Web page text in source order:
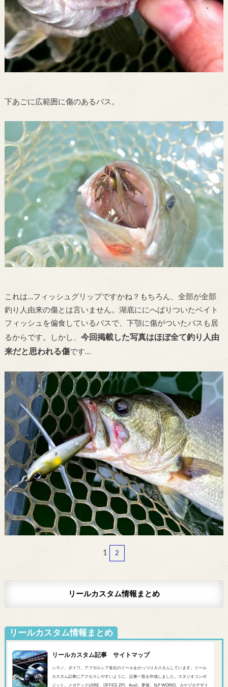
下あごに広範囲に傷のあるバス。
これは…フィッシュグリップですかね？もちろん、全部が全部
釣り人由来の傷とは言いません。湖底ににへばりついたベイト
フィッシュを偏食しているバスで、下顎に傷がついたバスも居
るからです。しかし、 今回掲載した写真はほぼ全て釣り人由
来だと思われる傷です…
1 2
リールカスタム情報まとめ
リールカスタム情報まとめ
リールカスタム記事 サイトマップ
シマノ、ダイワ、アブガルシア各社のリールをがっつりカスタムしています。リール
カスタム記事にアクセスしやすいように、記事一覧を作成しました。スタジオコンポ
ジット、メガテックLIVRE、OFFICE ZPI、Avail、夢屋、SLP WORKS、カケヅカデザイ